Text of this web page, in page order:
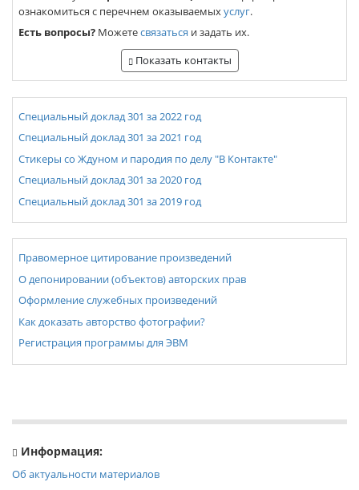
ознакомиться с перечнем оказываемыхуслуг.
Есть вопросы?Можетесвязаться и задать их.
Показать контакты
Специальный доклад 301 за 2022 год
Специальный доклад 301 за 2021 год
Стикеры со Ждуном и пародия по делу "В Контакте"
Специальный доклад 301 за 2020 год
Специальный доклад 301 за 2019 год
Правомерное цитирование произведений
О депонировании (объектов) авторских прав
Оформление служебных произведений
Как доказать авторство фотографии?
Регистрация программы для ЭВМ
Информация:
Об актуальности материалов